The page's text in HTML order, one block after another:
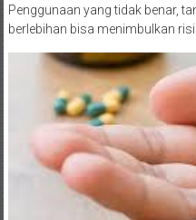
Penggunaan yang tidak benar,
berlebihan bisa menimbulkan